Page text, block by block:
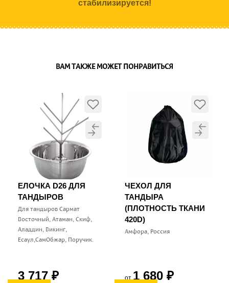
стабилизируется!
ВАМ ТАКЖЕ МОЖЕТ ПОНРАВИТЬСЯ
ЕЛОЧКА D26 ДЛЯ
ТАНДЫРОВ
Для тандыров Сармат
Восточный, Атаман, Скиф,
Аладдин, Викинг,
Есаул,СамОбжар, Поручик.
3 717 ₽
ЧЕХОЛ ДЛЯ
ТАНДЫРА
(ПЛОТНОСТЬ ТКАНИ
420D)
Амфора, Россия
от1 680 ₽